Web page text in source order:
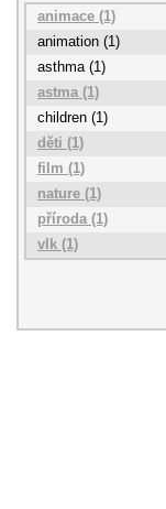
animace (1)
animation (1)
asthma (1)
astma (1)
children (1)
děti (1)
film (1)
nature (1)
příroda (1)
vlk (1)